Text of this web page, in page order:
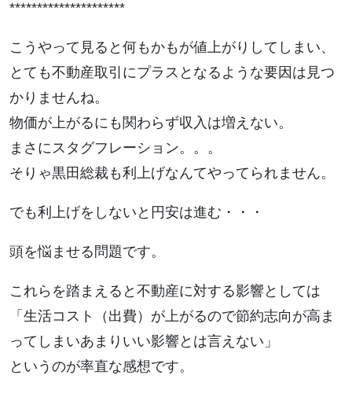
*********************
こうやって見ると何もかもが値上がりしてしまい、
とても不動産取引にプラスとなるような要因は見つ
かりませんね。
物価が上がるにも関わらず収入は増えない。
まさにスタグフレーション。。。
そりゃ黒田総裁も利上げなんてやってられません。
でも利上げをしないと円安は進む・・・
頭を悩ませる問題です。
これらを踏まえると不動産に対する影響としては
「生活コスト（出費）が上がるので節約志向が高ま
ってしまいあまりいい影響とは言えない」
というのが率直な感想です。